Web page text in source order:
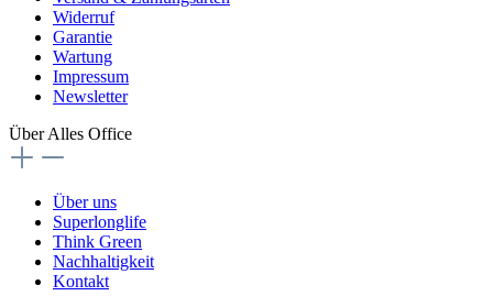
Widerruf
Garantie
Wartung
Impressum
Newsletter
Über Alles Office
Über uns
Superlonglife
Think Green
Nachhaltigkeit
Kontakt